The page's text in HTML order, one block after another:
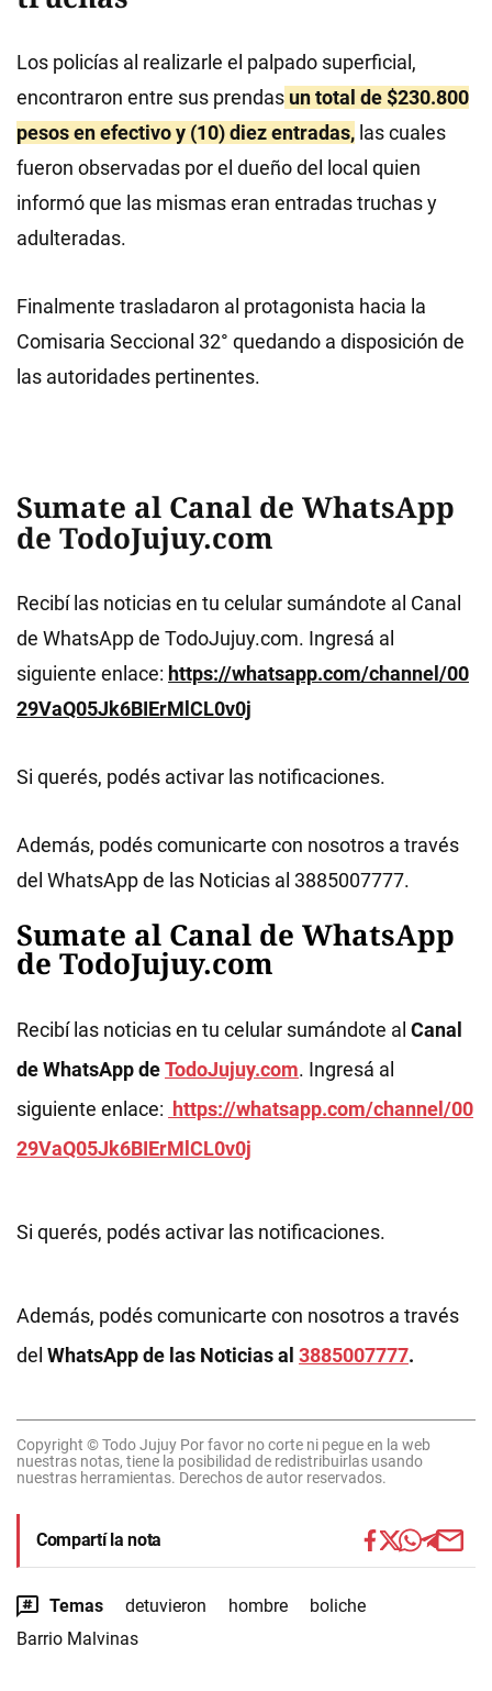
Los policías al realizarle el palpado superficial,
encontraron entre sus prendas un total de $230.800
pesos en efectivo y (10) diez entradas, las cuales
fueron observadas por el dueño del local quien
informó que las mismas eran entradas truchas y
adulteradas.
Finalmente trasladaron al protagonista hacia la
Comisaria Seccional 32° quedando a disposición de
las autoridades pertinentes.
Sumate al Canal de WhatsApp
de TodoJujuy.com
Recibí las noticias en tu celular sumándote al Canal
de WhatsApp de TodoJujuy.com. Ingresá al
siguiente enlace: https://whatsapp.com/channel/00
29VaQ05Jk6BIErMlCL0v0j
Si querés, podés activar las notificaciones.
Además, podés comunicarte con nosotros a través
del WhatsApp de las Noticias al 3885007777.
Sumate al Canal de WhatsApp
de TodoJujuy.com
Recibí las noticias en tu celular sumándote al Canal
de WhatsApp deTodoJujuy.com. Ingresá al
siguiente enlace: https://whatsapp.com/channel/00
29VaQ05Jk6BIErMlCL0v0j
Si querés, podés activar las notificaciones.
Además, podés comunicarte con nosotros a través
del WhatsApp de las Noticias al 3885007777.
Copyright © Todo Jujuy Por favor no corte ni pegue en la web
nuestras notas, tiene la posibilidad de redistribuirlas usando
nuestras herramientas. Derechos de autor reservados.
Compartí la nota
Temas detuvieron hombre
boliche
Barrio Malvinas